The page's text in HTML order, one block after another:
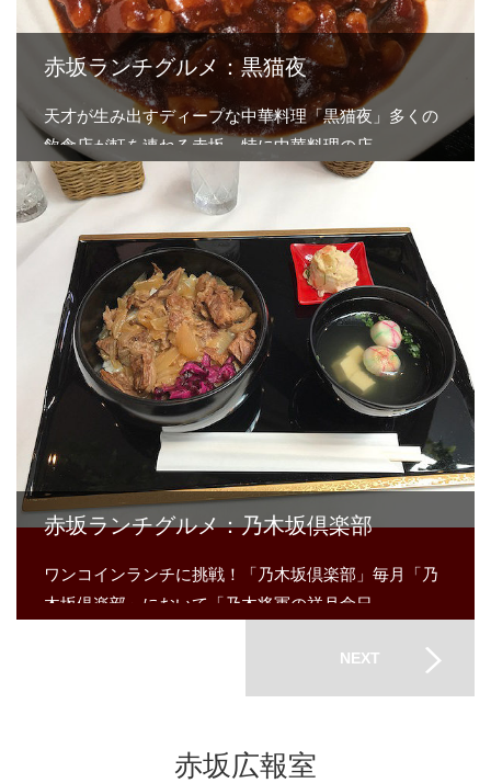
赤坂ランチグルメ：黒猫夜
天才が生み出すディープな中華料理「黒猫夜」多くの
飲食店が軒を連ねる赤坂。特に中華料理の店…
赤坂ランチグルメ：乃木坂倶楽部
ワンコインランチに挑戦！「乃木坂倶楽部」毎月「乃
木坂倶楽部」において「乃木将軍の祥月命日…
NEXT
赤坂広報室